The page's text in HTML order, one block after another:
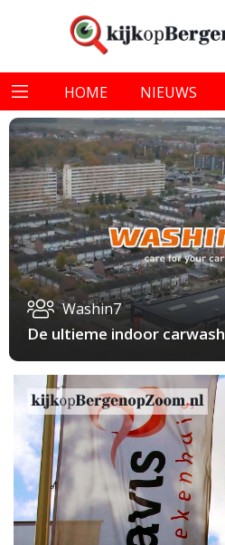
HOME NIEUWS
Washin7
De ultieme indoor carwash